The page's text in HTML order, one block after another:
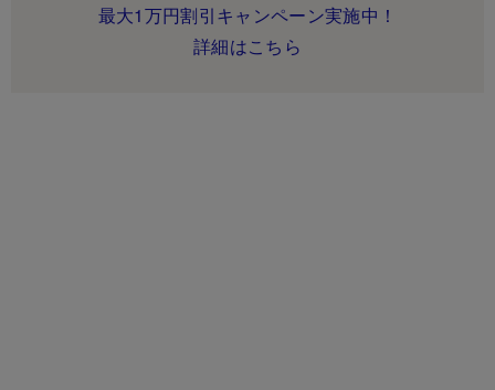
最大1万円割引キャンペーン実施中！
詳細はこちら